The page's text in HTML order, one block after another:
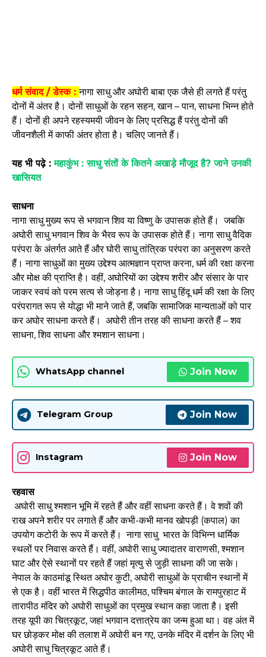
धर्म संवाद / डेस्क :नागा साधु और अघोरी बाबा एक जैसे ही लगते हैं परंतु
दोनों में अंतर है। दोनों साधुओं के रहन सहन, खान – पान, साधना भिन्न होते
हैं। दोनों ही अपने रहस्यमयी जीवन के लिए प्रसिद्ध हैं परंतु दोनों की
जीवनशैली में काफी अंतर होता है। चलिए जानते हैं।
यह भी पढ़े :महाकुंभ : साधु संतों के कितने अखाड़े मौजूद है? जाने उनकी
खासियत
साधना
नागा साधु मुख्य रूप से भगवान शिव या विष्णु के उपासक होते हैं। जबकि
अघोरी साधु भगवान शिव के भैरव रूप के उपासक होते हैं। नागा साधु वैदिक
परंपरा के अंतर्गत आते हैं और घोरी साधु तांत्रिक परंपरा का अनुसरण करते
हैं। नागा साधुओं का मुख्य उद्देश्य आत्मज्ञान प्राप्त करना, धर्म की रक्षा करना
और मोक्ष की प्राप्ति है। वहीं, अघोरियों का उद्देश्य शरीर और संसार के पार
जाकर स्वयं को परम सत्य से जोड़ना है। नागा साधु हिंदू धर्म की रक्षा के लिए
परंपरागत रूप से योद्धा भी माने जाते हैं, जबकि सामाजिक मान्यताओं को पार
कर अघोर साधना करते हैं। अघोरी तीन तरह की साधना करते हैं – शव
साधना, शिव साधना और श्मशान साधना।
WhatsApp channel Join Now
Telegram Group Join Now
Instagram Join Now
रहवास
अघोरी साधु श्मशान भूमि में रहते हैं और वहीं साधना करते हैं। वे शवों की
राख अपने शरीर पर लगाते हैं और कभी-कभी मानव खोपड़ी (कपाल) का
उपयोग कटोरी के रूप में करते हैं। नागा साधु भारत के विभिन्न धार्मिक
स्थलों पर निवास करते हैं। वहीं, अघोरी साधु ज्यादातर वाराणसी, श्मशान
घाट और ऐसे स्थानों पर रहते हैं जहां मृत्यु से जुड़ी साधना की जा सके।
नेपाल के काठमांडू स्थित अघोर कुटी, अघोरी साधुओं के प्राचीन स्थानों में
से एक है। वहीं भारत में सिद्धपीठ कालीमठ, पश्चिम बंगाल के रामपुरहाट में
तारापीठ मंदिर को अघोरी साधुओं का प्रमुख स्थान कहा जाता है। इसी
तरह यूपी का चित्रकूट, जहां भगवान दत्तात्रेय का जन्म हुआ था। वह अंत में
घर छोड़कर मोक्ष की तलाश में अघोरी बन गए, उनके मंदिर में दर्शन के लिए भी
अघोरी साधु चित्रकूट आते हैं।